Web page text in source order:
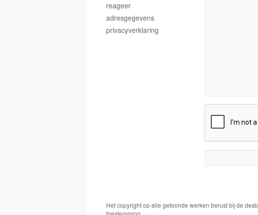
reageer
adresgegevens
privacyverklaring
Het copyright op alle getoonde werken berust bij de
toestemming.